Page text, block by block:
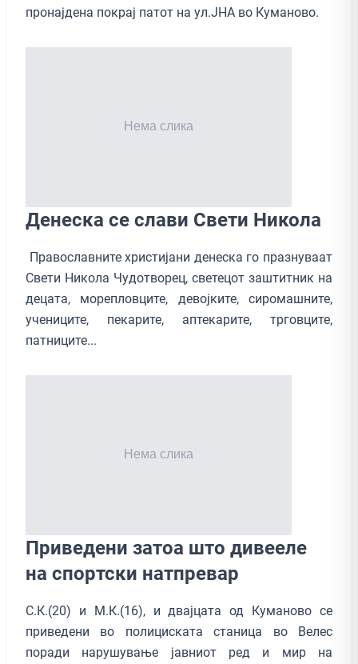
пронајдена покрај патот на ул.ЈНА во Куманово.
Денеска се слави Свети Никола
Православните христијани денеска го празнуваат
Свети Никола Чудотворец, светецот заштитник на
децата, морепловците, девојките, сиромашните,
учениците, пекарите, аптекарите, трговците,
патниците...
Приведени затоа што дивееле
на спортски натпревар
С.К.(20) и М.К.(16), и двајцата од Куманово се
приведени во полициската станица во Велес
поради нарушување јавниот ред и мир на